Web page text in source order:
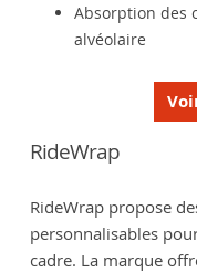
Absorption des
alvéolaire
RideWrap
RideWrap propose
personnalisables
cadre. La marque